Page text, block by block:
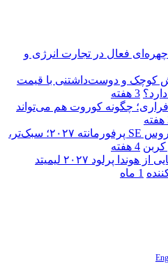
فعال در تجارت انرژی و
۲۰۲۶؛ موش کوچک و دوست‌داشتنی با قیمت
3 هفته
چگونه کوروت هم می‌تواند
رونمایی از لامبورگینی اوروس SE پرفورمانته ۲۰۲۷؛ سبک‌تر،
کربن 4 هفته
شاهکار جدید ژاپنی؛ رونمایی از هوندا پرلود ۲۰۲۷ لیمیتد
1 ماه